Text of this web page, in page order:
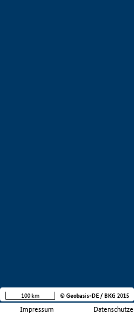
Impressum
100 km © Geobasis-DE / BKG 2015